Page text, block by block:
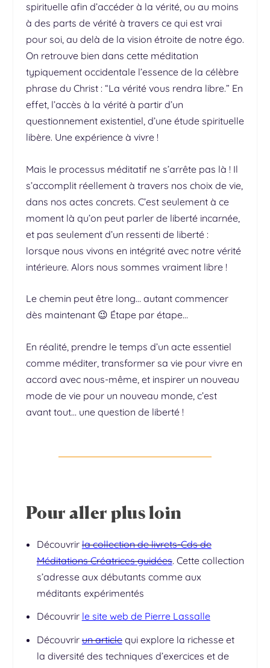
spirituelle afin d’accéder à la vérité, ou au moins
à des parts de vérité à travers ce qui est vrai
pour soi, au delà de la vision étroite de notre égo.
On retrouve bien dans cette méditation
typiquement occidentale l’essence de la célèbre
phrase du Christ : “La vérité vous rendra libre.” En
effet, l’accès à la vérité à partir d’un
questionnement existentiel, d’une étude spirituelle
libère. Une expérience à vivre !
Mais le processus méditatif ne s’arrête pas là ! Il
s’accomplit réellement à travers nos choix de vie,
dans nos actes concrets. C’est seulement à ce
moment là qu’on peut parler de liberté incarnée,
et pas seulement d’un ressenti de liberté :
lorsque nous vivons en intégrité avec notre vérité
intérieure. Alors nous sommes vraiment libre !
Le chemin peut être long… autant commencer
dès maintenant 😉 Étape par étape…
En réalité, prendre le temps d’un acte essentiel
comme méditer, transformer sa vie pour vivre en
accord avec nous-même, et inspirer un nouveau
mode de vie pour un nouveau monde, c’est
avant tout… une question de liberté !
Pour aller plus loin
Découvrirla collection de livrets-Cds de
Méditations Créatrices guidées. Cette collection
s’adresse aux débutants comme aux
méditants expérimentés
Découvrir le site web de Pierre Lassalle
Découvrirun articlequi explore la richesse et
la diversité des techniques d’exercices et de